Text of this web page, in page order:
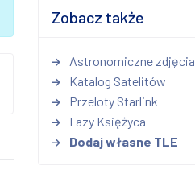
Zobacz także
Astronomiczne zdjęcia
Katalog Satelitów
Przeloty Starlink
Fazy Księżyca
Dodaj własne TLE